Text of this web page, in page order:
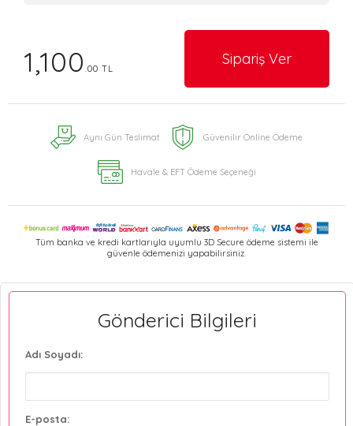
1,100 .00 TL
Sipariş Ver
Aynı Gün Teslimat Güvenilir Online Ödeme
Havale & EFT Ödeme Seçeneği
Tüm banka ve kredi kartlarıyla uyumlu 3D Secure ödeme sistemi ile
güvenle ödemenizi yapabilirsiniz.
Gönderici Bilgileri
Adı Soyadı:
E-posta: